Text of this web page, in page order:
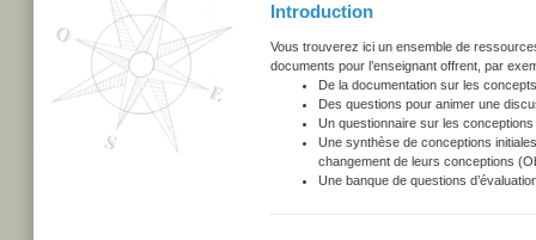
Introduction
Vous trouverez ici un ensemble de
documents pour l’enseignant offrent, par
De la documentation sur les
Des questions pour animer une
Un questionnaire sur les
Une synthèse de conceptions
changement de leurs conceptions
Une banque de questions